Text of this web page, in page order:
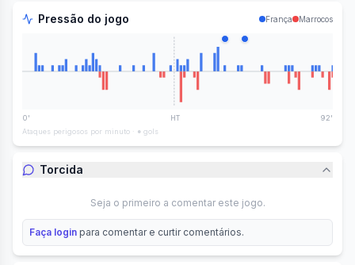
Pressão do jogo França Marrocos
0' HT 92'
Ataques perigosos por minuto · ● gols
Torcida
Seja o primeiro a comentar este jogo.
Faça login para comentar e curtir comentários.